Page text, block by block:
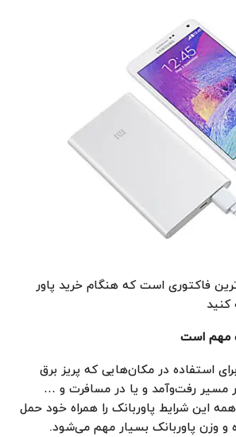
فاکتوری است که هنگام خرید پاور
کنید
مهم است
برای استفاده در مکان‌هایی که پریز برق
مسیر رفت‌وآمد و یا در مسافرت و …
این شرایط‌ پاوربانک را همراه خود حمل
و وزن پاوربانک بسیار مهم می‌شود.